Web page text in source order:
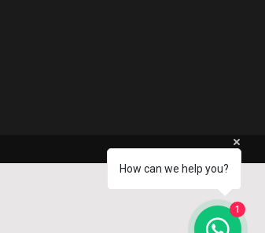
How can we help you?
1